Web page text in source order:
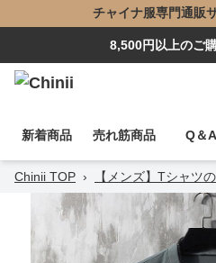
チャイナ服専門通販
8,500円以上のご
新着商品 売れ筋商品 Q＆A
Chinii TOP › 【メンズ】Tシャツ